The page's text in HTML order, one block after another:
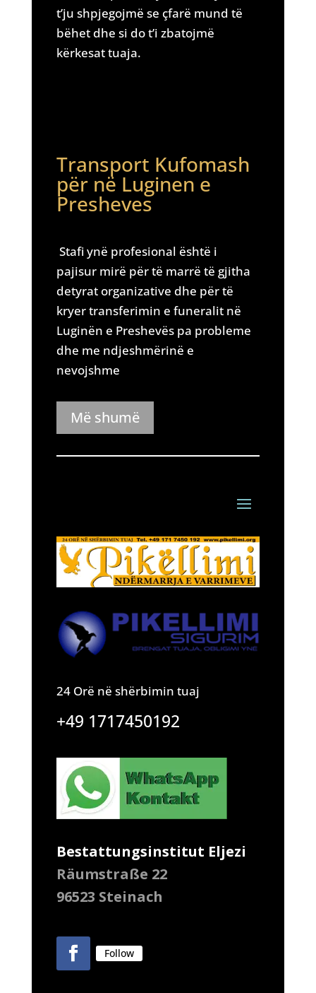
t’ju shpjegojmë se çfarë mund të
bëhet dhe si do t’i zbatojmë
kërkesat tuaja.
Transport Kufomash
për në Luginen e
Presheves
Stafi ynë profesional është i
pajisur mirë për të marrë të gjitha
detyrat organizative dhe për të
kryer transferimin e funeralit në
Luginën e Preshevës pa probleme
dhe me ndjeshmërinë e
nevojshme
Më shumë
24 Orë në shërbimin tuaj
+49 1717450192
Bestattungsinstitut Eljezi
Räumstraße 22
96523 Steinach
Follow